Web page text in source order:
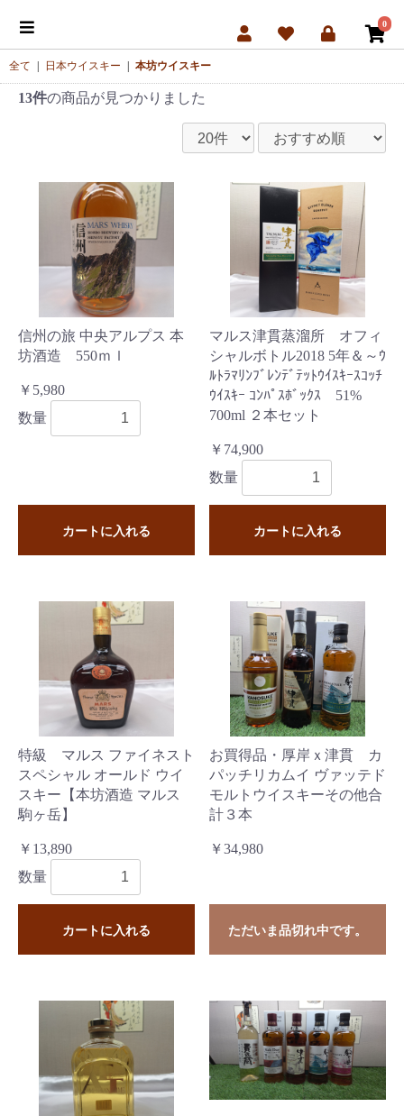
0
全て 日本ウイスキー 本坊ウイスキー
13件の商品が見つかりました
信州の旅 中央アルプス 本
坊酒造 550ｍｌ
￥5,980
数量
カートに入れる
マルス津貫蒸溜所 オフィ
シャルボトル2018 5年＆～ｳ
ﾙﾄﾗﾏﾘﾝﾌﾞﾚﾝﾃﾞﾃｯﾄｳｲｽｷｰｽｺｯﾁ
ｳｲｽｷｰ ｺﾝﾊﾟｽﾎﾞｯｸｽ 51%
700ml ２本セット
￥74,900
数量
カートに入れる
特級 マルス ファイネスト
スペシャル オールド ウイ
スキー【本坊酒造 マルス
駒ヶ岳】
￥13,890
数量
カートに入れる
お買得品・厚岸ｘ津貫 カ
パッチリカムイ ヴァッテド
モルトウイスキーその他合
計３本
￥34,980
ただいま品切れ中です。